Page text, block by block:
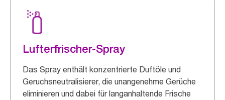
Lufterfrischer-Spray
Das Spray enthält konzentrierte Duftöle und
Geruchsneutralisierer, die unangenehme Gerüche
eliminieren und dabei für langanhaltende Frische